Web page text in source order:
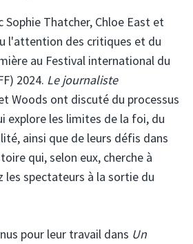
Sophie Thatcher, Chloe East et
l'attention des critiques et du
au Festival international du
2024. Le journaliste
Woods ont discuté du processus
explore les limites de la foi, du
ainsi que de leurs défis dans
qui, selon eux, cherche à
les spectateurs à la sortie du
pour leur travail dans Un